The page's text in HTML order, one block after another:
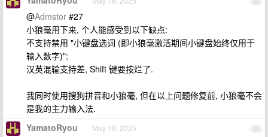
@Admstor #27
小狼毫用下来, 个人能感受到以下缺点:
不支持禁用 "小键盘选词 (即小狼毫激活期间小键盘始终仅用于
输入数字)";
汉英混输支持差, Shift 键要按烂了.
我同时使用搜狗拼音和小狼毫, 但在以上问题修复前, 小狼毫不会
是我的主力输入法.
31
YamatoRyou May 18, 2025